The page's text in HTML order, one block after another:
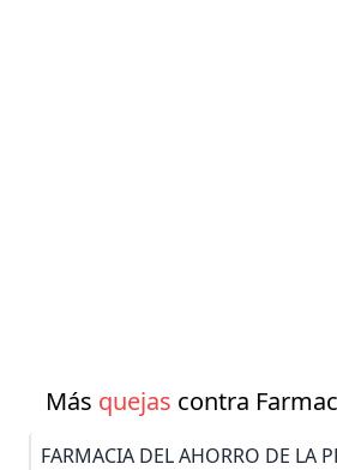
Más quejas contra
FARMACIA DEL AHORRO DE LA